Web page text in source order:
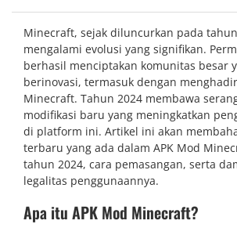
Minecraft, sejak diluncurkan pada
mengalami evolusi yang signifikan.
berhasil menciptakan komunitas besar
berinovasi, termasuk dengan
Minecraft. Tahun 2024 membawa
modifikasi baru yang meningkatkan
di platform ini. Artikel ini akan
terbaru yang ada dalam APK Mod
tahun 2024, cara pemasangan, serta
legalitas penggunaannya.
Apa itu APK Mod Minecraft?